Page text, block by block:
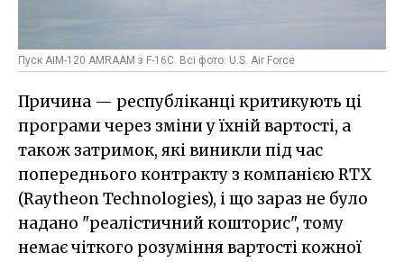
Пуск AIM-120 AMRAAM з F-16C. Всі фото: U.S. Air Force
Причина — республіканці критикують ці
програми через зміни у їхній вартості, а
також затримок, які виникли під час
попереднього контракту з компанією RTX
(Raytheon Technologies), і що зараз не було
надано "реалістичний кошторис", тому
немає чіткого розуміння вартості кожної